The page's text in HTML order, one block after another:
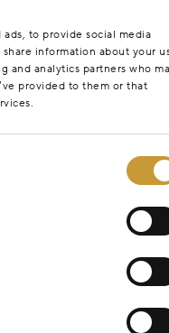
to provide social media
information about your
and analytics partners who
provided to them or that